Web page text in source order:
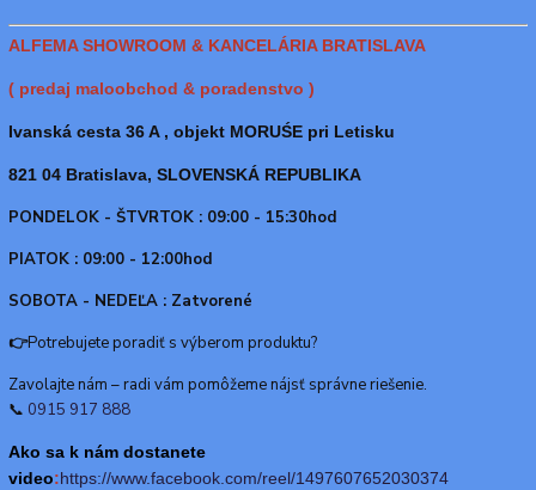
ALFEMA SHOWROOM & KANCELÁRIA BRATISLAVA
( predaj maloobchod & poradenstvo )
Ivanská cesta 36 A , objekt MORUŚE pri Letisku
821 04 Bratislava, SLOVENSKÁ REPUBLIKA
PONDELOK - ŠTVRTOK : 09:00 - 15:30hod
PIATOK : 09:00 - 12:00hod
SOBOTA - NEDEĽA : Zatvorené
👉Potrebujete poradiť s výberom produktu?
Zavolajte nám – radi vám pomôžeme nájsť správne riešenie.
📞 0915 917 888
Ako sa k nám dostanete
video:https://www.facebook.com/reel/1497607652030374